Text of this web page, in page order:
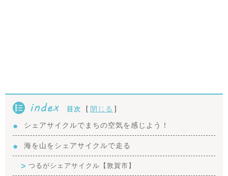
index 目次 [ 閉じる ]
シェアサイクルでまちの空気を感じよう！
海を山をシェアサイクルで走る
つるがシェアサイクル【敦賀市】